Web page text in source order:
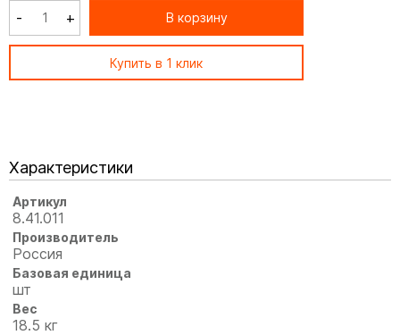
- + В корзину
Купить в 1 клик
Характеристики
Артикул
8.41.011
Производитель
Россия
Базовая единица
шт
Вес
18.5 кг